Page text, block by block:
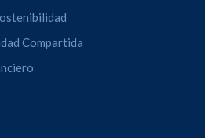
Compartida